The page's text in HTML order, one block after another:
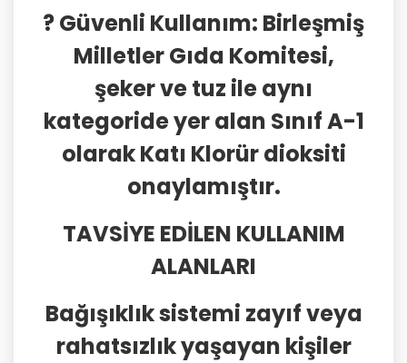
? Güvenli Kullanım: Birleşmiş
Milletler Gıda Komitesi,
şeker ve tuz ile aynı
kategoride yer alan Sınıf A-1
olarak Katı Klorür dioksiti
onaylamıştır.
TAVSİYE EDİLEN KULLANIM
ALANLARI
Bağışıklık sistemi zayıf veya
rahatsızlık yaşayan kişiler